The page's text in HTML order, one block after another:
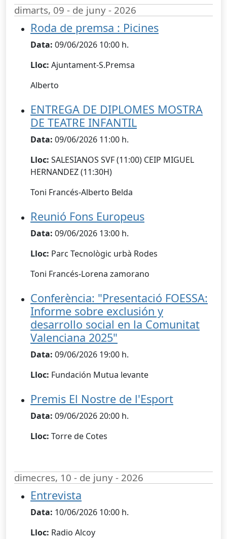
dimarts, 09 - de juny - 2026
Roda de premsa : Picines
Data: 09/06/2026 10:00 h.
Lloc: Ajuntament-S.Premsa
Alberto
ENTREGA DE DIPLOMES MOSTRA
DE TEATRE INFANTIL
Data: 09/06/2026 11:00 h.
Lloc: SALESIANOS SVF (11:00) CEIP MIGUEL
HERNANDEZ (11:30H)
Toni Francés-Alberto Belda
Reunió Fons Europeus
Data: 09/06/2026 13:00 h.
Lloc: Parc Tecnològic urbà Rodes
Toni Francés-Lorena zamorano
Conferència: "Presentació FOESSA:
Informe sobre exclusión y
desarrollo social en la Comunitat
Valenciana 2025"
Data: 09/06/2026 19:00 h.
Lloc: Fundación Mutua levante
Premis El Nostre de l'Esport
Data: 09/06/2026 20:00 h.
Lloc: Torre de Cotes
dimecres, 10 - de juny - 2026
Entrevista
Data: 10/06/2026 10:00 h.
Lloc: Radio Alcoy